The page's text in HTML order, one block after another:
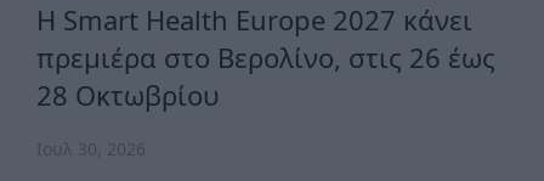
H Smart Health Europe 2027 κάνει
πρεμιέρα στο Βερολίνο, στις 26 έως
28 Οκτωβρίου
Ιουλ 30, 2026